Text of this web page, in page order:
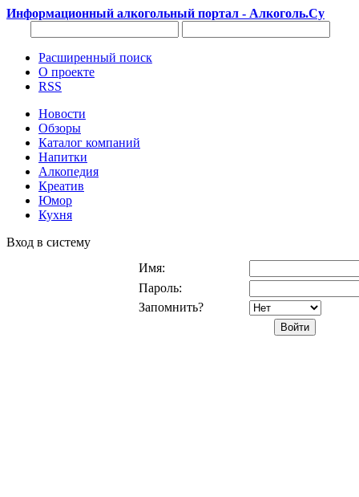
Информационный алкогольный портал - Алкоголь.Су
Расширенный поиск
О проекте
RSS
Новости
Обзоры
Каталог компаний
Напитки
Алкопедия
Креатив
Юмор
Кухня
Вход в систему
Имя:
Пароль:
Запомнить?